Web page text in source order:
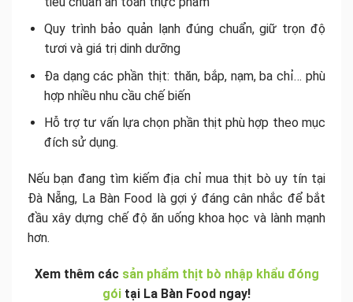
Quy trình bảo quản lạnh đúng chuẩn, giữ trọn độ
tươi và giá trị dinh dưỡng
Đa dạng các phần thịt: thăn, bắp, nạm, ba chỉ… phù
hợp nhiều nhu cầu chế biến
Hỗ trợ tư vấn lựa chọn phần thịt phù hợp theo mục
đích sử dụng.
Nếu bạn đang tìm kiếm địa chỉ mua thịt bò uy tín tại
Đà Nẵng, La Bàn Food là gợi ý đáng cân nhắc để bắt
đầu xây dựng chế độ ăn uống khoa học và lành mạnh
hơn.
Xem thêm các sản phẩm thịt bò nhập khẩu đóng
gói tại La Bàn Food ngay!